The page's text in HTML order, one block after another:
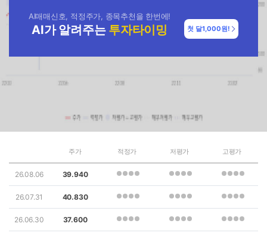
AI매매신호, 적정주가, 종목추천을 한번에!
AI가 알려주는 투자타이밍 첫 달1,000원!
주가 적정가 저평가 고평가
26.08.06 39.940
26.07.31 40.830
26.06.30 37.600